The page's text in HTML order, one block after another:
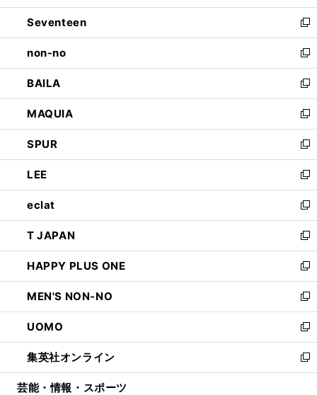
開
く
ウ
で
開
く
ン
ド
ウ
で
開
く
Seventeen
新
し
い
ウ
ィ
ン
ド
ウ
で
開
く
non-no
新
し
い
ウ
ィ
ン
ド
ウ
で
開
く
BAILA
新
し
い
ウ
ィ
ン
ド
ウ
で
開
く
MAQUIA
新
し
い
ウ
ィ
ン
ド
ウ
で
開
く
SPUR
新
し
い
ウ
ィ
ン
ド
ウ
で
開
く
LEE
新
し
い
ウ
ィ
ン
ド
ウ
で
開
く
eclat
新
し
い
ウ
ィ
ン
ド
ウ
で
開
く
T JAPAN
新
し
い
ウ
ィ
ン
ド
ウ
で
開
HAPPY PLUS ONE
新
し
い
ウ
ィ
ン
ド
ウ
MEN'S NON-NO
新
し
い
ウ
ィ
ン
UOMO
新
し
い
ウ
集英社オンライン
新
し
芸能・情報・スポーツ